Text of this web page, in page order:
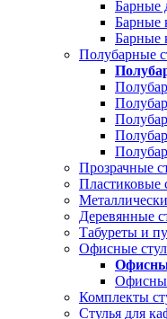
Барные
Барные
Барные
Полубарные
Прозрачные
Пластиковые
Деревянные
Табуреты и
Офисные
Комплекты
Стулья для